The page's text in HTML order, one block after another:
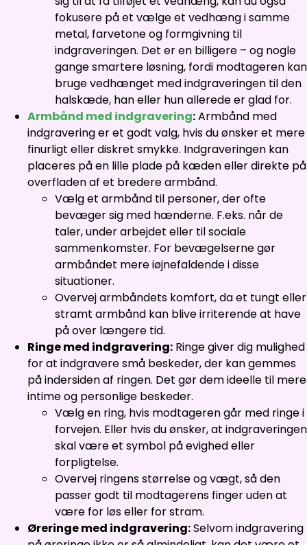
fokusere på et vælge et vedhæng i samme
metal, farvetone og formgivning til
indgraveringen. Det er en billigere – og nogle
gange smartere løsning, fordi modtageren kan
bruge vedhænget med indgraveringen til den
halskæde, han eller hun allerede er glad for.
Armbånd med indgravering:Armbånd med
indgravering er et godt valg, hvis du ønsker et mere
finurligt eller diskret smykke. Indgraveringen kan
placeres på en lille plade på kæden eller direkte på
overfladen af et bredere armbånd.
Vælg et armbånd til personer, der ofte
bevæger sig med hænderne. F.eks. når de
taler, under arbejdet eller til sociale
sammenkomster. For bevægelserne gør
armbåndet mere iøjnefaldende i disse
situationer.
Overvej armbåndets komfort, da et tungt eller
stramt armbånd kan blive irriterende at have
på over længere tid.
Ringe med indgravering: Ringe giver dig mulighed
for at indgravere små beskeder, der kan gemmes
på indersiden af ringen. Det gør dem ideelle til mere
intime og personlige beskeder.
Vælg en ring, hvis modtageren går med ringe i
forvejen. Eller hvis du ønsker, at indgraveringen
skal være et symbol på evighed eller
forpligtelse.
Overvej ringens størrelse og vægt, så den
passer godt til modtagerens finger uden at
være for løs eller for stram.
Øreringe med indgravering:Selvom indgravering